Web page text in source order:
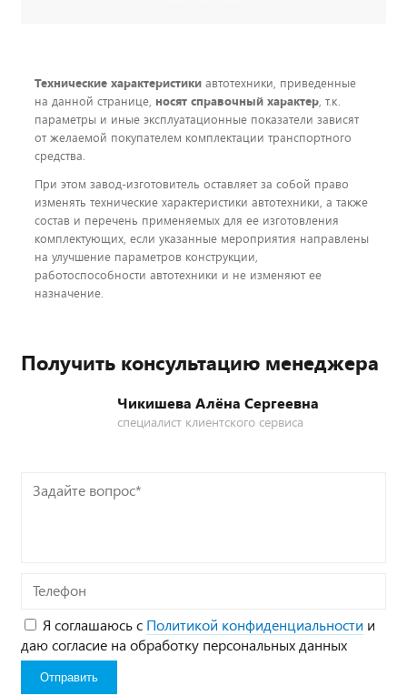
Технические характеристики автотехники, приведенные
на данной странице, носят справочный характер, т.к.
параметры и иные эксплуатационные показатели зависят
от желаемой покупателем комплектации транспортного
средства.
При этом завод-изготовитель оставляет за собой право
изменять технические характеристики автотехники, а также
состав и перечень применяемых для ее изготовления
комплектующих, если указанные мероприятия направлены
на улучшение параметров конструкции,
работоспособности автотехники и не изменяют ее
назначение.
Получить консультацию менеджера
Чикишева Алёна Сергеевна
специалист клиентского сервиса
Задайте
вопрос*
Телефон
Я соглашаюсь с Политикой конфиденциальности и
даю согласие на обработку персональных данных